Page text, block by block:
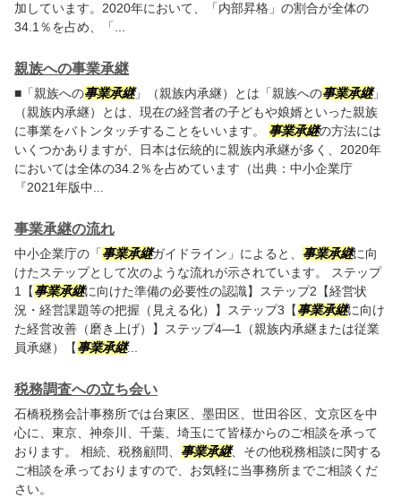
加しています。2020年において、「内部昇格」の割合が全体の
34.1％を占め、「...
親族への事業承継
■「親族への事業承継」（親族内承継）とは「親族への事業承継」
（親族内承継）とは、現在の経営者の子どもや娘婿といった親族
に事業をバトンタッチすることをいいます。 事業承継の方法には
いくつかありますが、日本は伝統的に親族内承継が多く、2020年
においては全体の34.2％を占めています（出典：中小企業庁
『2021年版中...
事業承継の流れ
中小企業庁の「事業承継ガイドライン」によると、 事業承継に向
けたステップとして次のような流れが示されています。 ステップ
1【事業承継に向けた準備の必要性の認識】ステップ2【経営状
況・経営課題等の把握（見える化）】ステップ3【事業承継に向け
た経営改善（磨き上げ）】ステップ4―1（親族内承継または従業
員承継）【事業承継...
税務調査への立ち会い
石橋税務会計事務所では台東区、墨田区、世田谷区、文京区を中
心に、東京、神奈川、千葉、埼玉にて皆様からのご相談を承って
おります。 相続、税務顧問、 事業承継、その他税務相談に関する
ご相談を承っておりますので、お気軽に当事務所までご相談くだ
さい。